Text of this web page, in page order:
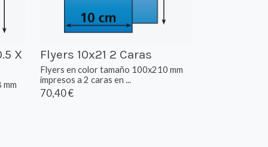
X
Flyers 10x21 2 Caras
Flyers en color tamaño 100x210 mm
impresos a 2 caras en ...
70,40 €